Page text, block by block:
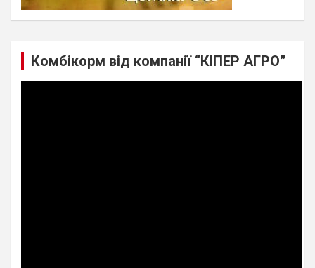
Комбікорм від компанії “КІПЕР АГРО”